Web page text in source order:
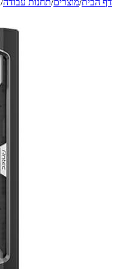
דף הבית/מוצרים/תחנות עבודה/